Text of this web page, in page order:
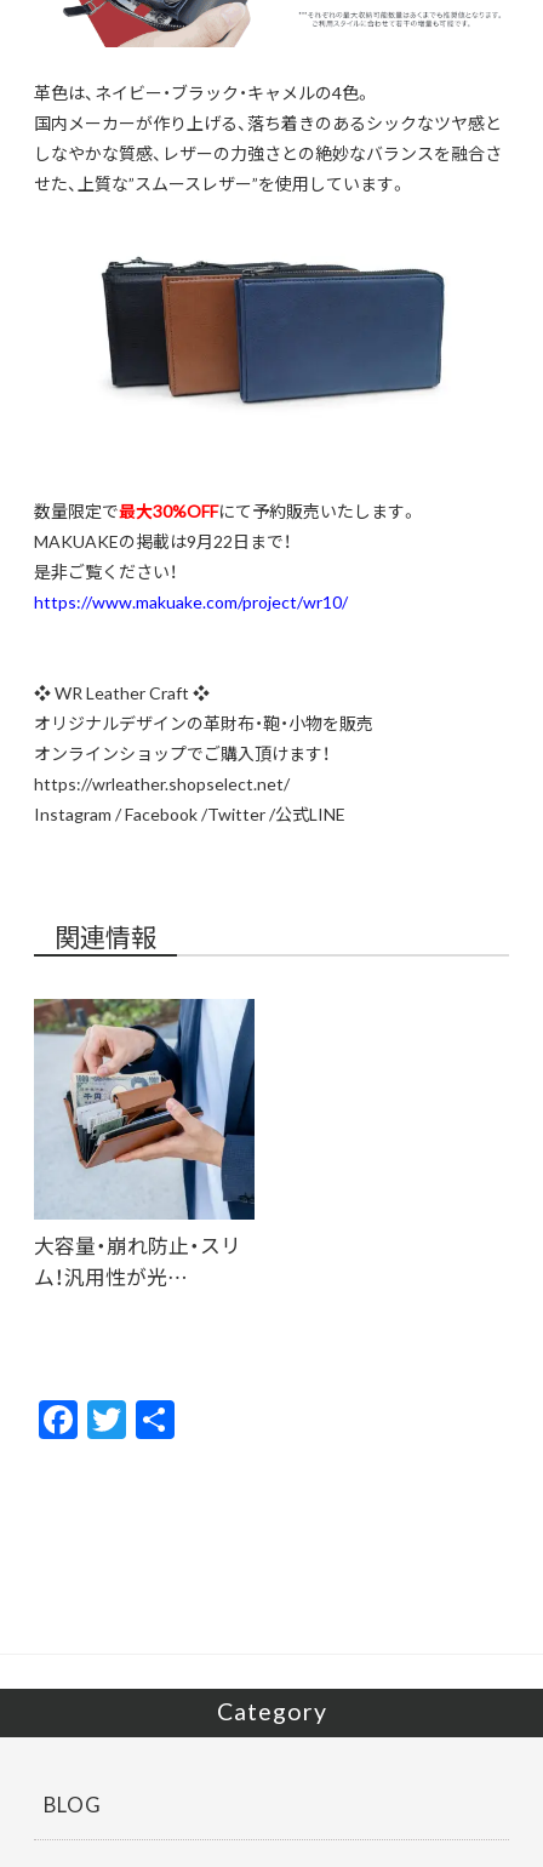
革色は、ネイビー・ブラック・キャメルの4色。
国内メーカーが作り上げる、落ち着きのあるシックなツヤ感と
しなやかな質感、レザーの力強さとの絶妙なバランスを融合さ
せた、上質な”スムースレザー”を使用しています。
数量限定で最大30%OFFにて予約販売いたします。
MAKUAKEの掲載は9月22日まで！
是非ご覧ください！
https://www.makuake.com/project/wr10/
❖ WR Leather Craft ❖
オリジナルデザインの革財布・鞄・小物を販売
オンラインショップでご購入頂けます！
https://wrleather.shopselect.net/
Instagram /Facebook/Twitter/公式LINE
関連情報
大容量・崩れ防止・スリ
ム！汎用性が光…
F
ac
T
w
Category
BLOG